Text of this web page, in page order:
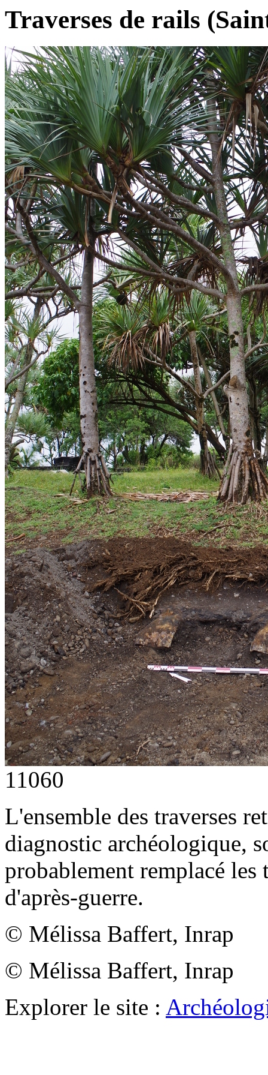
Traverses de rails
11060
L'ensemble des traverses
diagnostic archéologique,
probablement remplacé les
d'après-guerre.
© Mélissa Baffert, Inrap
© Mélissa Baffert, Inrap
Explorer le site :